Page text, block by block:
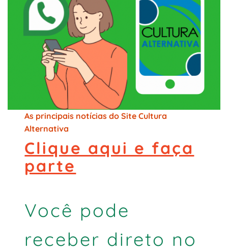
As principais notícias do Site Cultura
Alternativa
Clique aqui e faça
parte
Você pode
receber direto no